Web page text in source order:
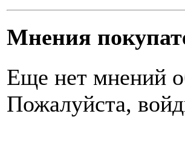
Мнения
Еще нет мнений
Пожалуйста,